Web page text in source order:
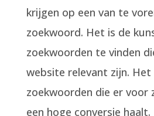
krijgen op een van te
zoekwoord. Het is de
zoekwoorden te vinden
website relevant zijn.
zoekwoorden die er voor
een hoge conversie haalt.